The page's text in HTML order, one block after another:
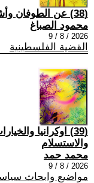
(38) عن الطوفان وأشياء أخرى (66)
محمود الصباغ
2026 / 8 / 9
القضية الفلسطينية
(39) اوكرانيا
والاستسلام
محمد حمد
2026 / 8 / 9
مواضيع وابحاث